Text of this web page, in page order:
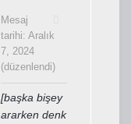
Mesaj
tarihi: Aralık
7, 2024
(düzenlendi)
[başka bişey
ararken denk